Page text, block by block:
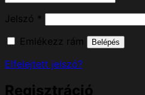
Jelszó *
Emlékezz rám
Belépés
Elfelejtett jelszó?
Regisztráció